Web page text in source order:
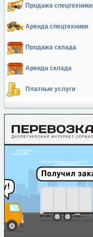
Продажа спецтехники
Аренда спецтехники
Продажа склада
Аренда склада
Платные услуги